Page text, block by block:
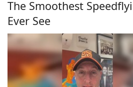
The Smoothest
Ever See